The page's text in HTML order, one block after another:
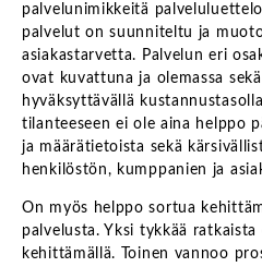
palvelunimikkeitä
palvelut on suunniteltu ja
asiakastarvetta. Palvelun eri
ovat kuvattuna ja olemassa
hyväksyttävällä
tilanteeseen ei ole aina helppo
ja määrätietoista sekä
henkilöstön, kumppanien ja
On myös helppo sortua
palvelusta. Yksi tykkää
kehittämällä. Toinen vannoo